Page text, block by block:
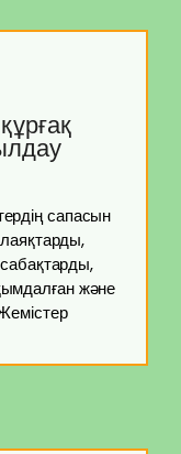
сапасын
және